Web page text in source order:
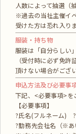
人数によって抽選（
※過去の当社主催イ
受けた方は恐れ入り
服装・持ち物
服装は「自分らしい
（受付時に必ず免
頂けない場合がござい
申込方法及び必要事
下記、<必要事項>を
【必要事項】
?氏名(フルネーム)
?勤務先会社名（※あ